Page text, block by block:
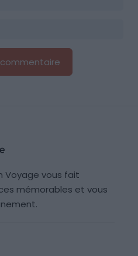
Voyage vous fait
mémorables et vous